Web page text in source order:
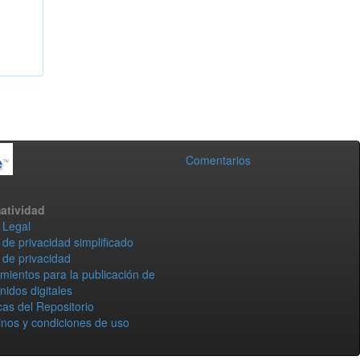
Comentarios
privacidad simplificado
privacidad
para la publicación de
digitales
del Repositorio
y condiciones de uso